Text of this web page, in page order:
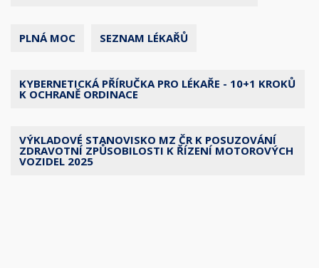
PLNÁ MOC SEZNAM LÉKAŘŮ
KYBERNETICKÁ PŘÍRUČKA PRO LÉKAŘE - 10+1 KROKŮ
K OCHRANĚ ORDINACE
VÝKLADOVÉ STANOVISKO MZ ČR K POSUZOVÁNÍ
ZDRAVOTNÍ ZPŮSOBILOSTI K ŘÍZENÍ MOTOROVÝCH
VOZIDEL 2025